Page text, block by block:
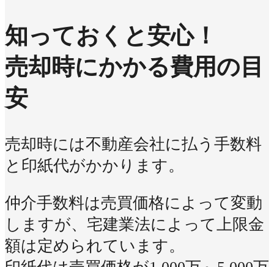
知っておくと安心！
売却時にかかる費用の目
安
売却時には不動産会社に払う手数料
と印紙代がかかります。
仲介手数料は売買価格によって変動
しますが、宅建業法によって上限金
額は定められています。